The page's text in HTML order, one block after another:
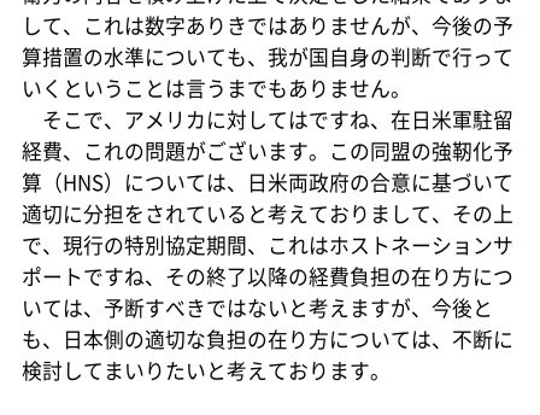
して、これは数字ありきではありませんが、今後の予
算措置の水準についても、我が国自身の判断で行って
いくということは言うまでもありません。
そこで、アメリカに対してはですね、在日米軍駐留
経費、これの問題がございます。この同盟の強靭化予
算（HNS）については、日米両政府の合意に基づいて
適切に分担をされていると考えておりまして、その上
で、現行の特別協定期間、これはホストネーションサ
ポートですね、その終了以降の経費負担の在り方につ
いては、予断すべきではないと考えますが、今後と
も、日本側の適切な負担の在り方については、不断に
検討してまいりたいと考えております。